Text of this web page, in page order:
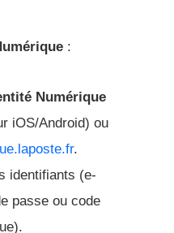
:
Numérique
iOS/Android) ou
.
identifiants (e-
passe ou code